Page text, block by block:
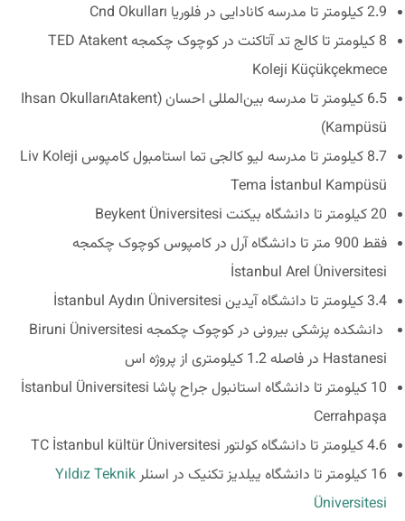
2.9 کیلومتر تا مدرسه کانادایی در فلوریا Cnd Okulları
8 کیلومتر تا کالج تد آتاکنت در کوچوک چکمجه TED Atakent
Koleji Küçükçekmece
6.5 کیلومتر تا مدرسه بین‌المللی احسان (Ihsan OkullarıAtakent
Kampüsü)
8.7 کیلومتر تا مدرسه لیو کالجی تما استامبول کامپوس Liv Koleji
Tema İstanbul Kampüsü
20 کیلومتر تا دانشگاه بیکنت Beykent Üniversitesi
فقط 900 متر تا دانشگاه آرل در کامپوس کوچوک چکمجه
İstanbul Arel Üniversitesi
3.4 کیلومتر تا دانشگاه آیدین İstanbul Aydın Üniversitesi
دانشکده پزشکی بیرونی در کوچوک چکمجه Biruni Üniversitesi
Hastanesi در فاصله 1.2 کیلومتری از پروژه اس
10 کیلومتر تا دانشگاه استانبول جراح پاشا İstanbul Üniversitesi
Cerrahpaşa
4.6 کیلومتر تا دانشگاه کولتور TC İstanbul kültür Üniversitesi
16 کیلومتر تا دانشگاه ییلدیز تکنیک در اسنلر
Yıldız Teknik
Üniversitesi